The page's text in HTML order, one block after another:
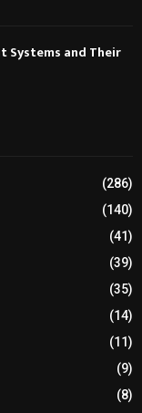
Systems and Their
(286)
(140)
(41)
(39)
(35)
(14)
(11)
(9)
(8)